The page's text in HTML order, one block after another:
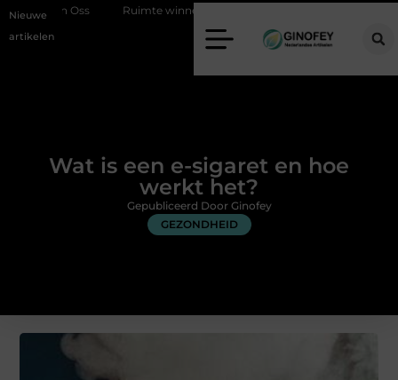
Nieuwe
artikelen
Ruimte winnen in de slaapkamer met een boxspring met
Wat is een e-sigaret en hoe
werkt het?
GEZONDHEID
Gepubliceerd Door Ginofey